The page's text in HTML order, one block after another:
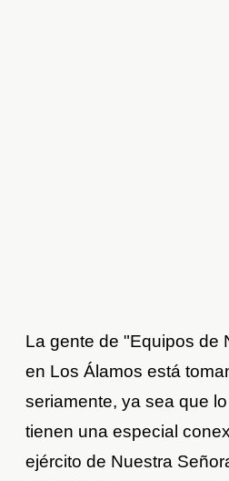
La gente de "Equipos de
en Los Álamos está
seriamente, ya sea que
tienen una especial
ejército de Nuestra